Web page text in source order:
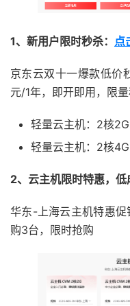
1、新用户限时秒杀： 点
京东云双十一爆款低价
元/1年，即开即用，限量
轻量云主机：2核
轻量云主机：2核
2、云主机限时特惠，低
华东-上海云主机特惠
购3台，限时抢购